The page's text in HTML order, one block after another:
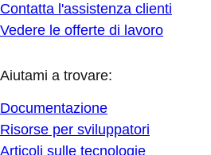
Contatta l'assistenza clienti
Vedere le offerte di lavoro
Aiutami a trovare:
Documentazione
Risorse per sviluppatori
Articoli sulle tecnologie